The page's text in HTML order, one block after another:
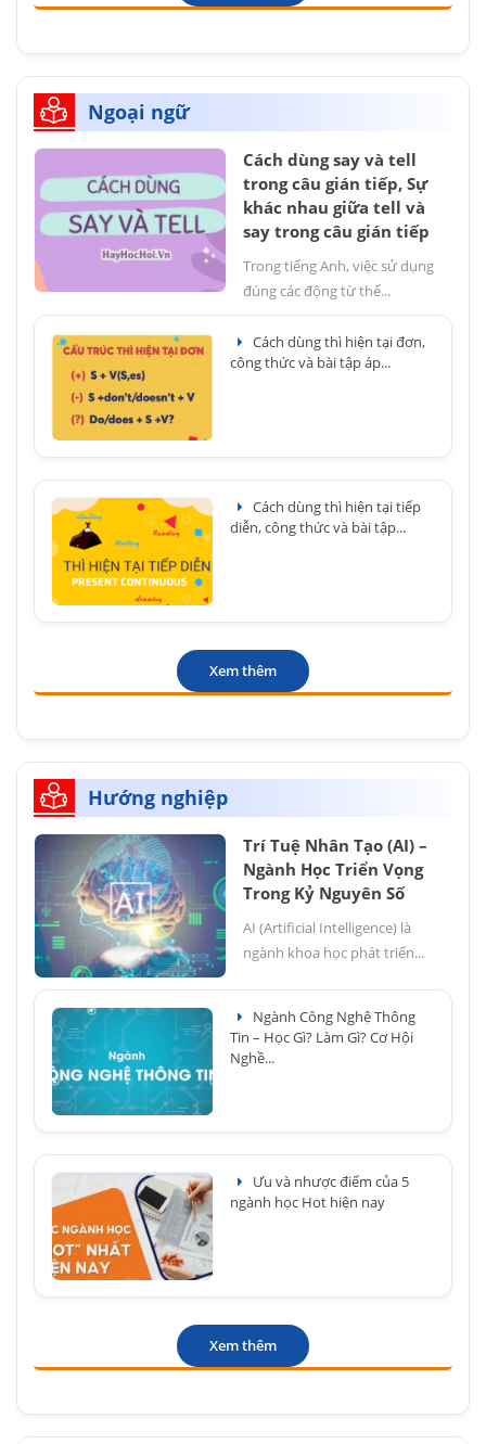
Ngoại ngữ
Cách dùng say và tell
trong câu gián tiếp, Sự
khác nhau giữa tell và
say trong câu gián tiếp
Trong tiếng Anh, việc sử dụng
đúng các động từ thể...
Cách dùng thì hiện tại đơn,
công thức và bài tập áp...
Cách dùng thì hiện tại tiếp
diễn, công thức và bài tập...
Xem thêm
Hướng nghiệp
Trí Tuệ Nhân Tạo (AI) –
Ngành Học Triển Vọng
Trong Kỷ Nguyên Số
AI (Artificial Intelligence) là
ngành khoa học phát triển...
Ngành Công Nghệ Thông
Tin – Học Gì? Làm Gì? Cơ Hội
Nghề...
Ưu và nhược điểm của 5
ngành học Hot hiện nay
Xem thêm